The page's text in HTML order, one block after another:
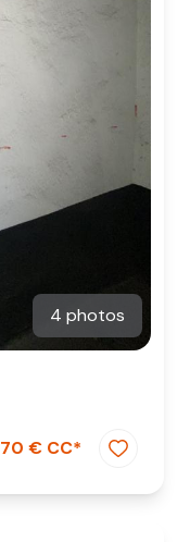
4 photos
70 € CC*